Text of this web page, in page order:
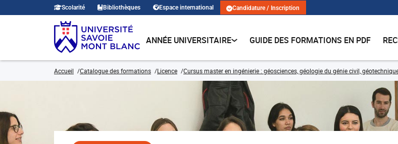
Scolarité Bibliothèques Espace international Candidature / Inscription
ANNÉE UNIVERSITAIRE GUIDE DES FORMATIONS EN PDF
Accueil Catalogue des formations Licence Cursus master en ingénierie : géosciences, géologie du génie civil,